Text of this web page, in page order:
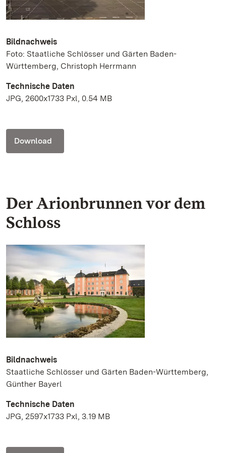
Bildnachweis
Foto: Staatliche Schlösser und Gärten Baden-
Württemberg, Christoph Herrmann
Technische Daten
JPG, 2600x1733 Pxl, 0.54 MB
Download
Der Arionbrunnen vor dem
Schloss
Bildnachweis
Staatliche Schlösser und Gärten Baden-Württemberg,
Günther Bayerl
Technische Daten
JPG, 2597x1733 Pxl, 3.19 MB